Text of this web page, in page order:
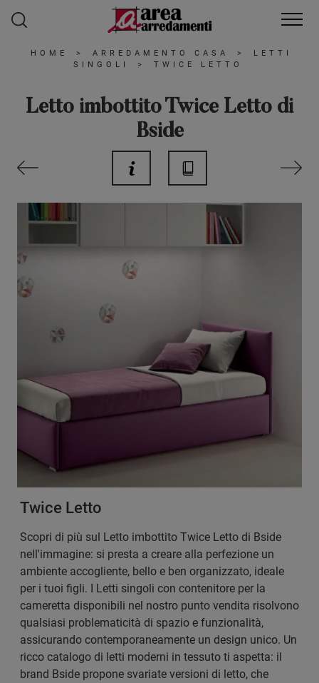
HOME > ARREDAMENTO CASA >
LETTI
SINGOLI
> TWICE LETTO
Letto imbottito Twice Letto di
Bside
Twice Letto
Scopri di più sul Letto imbottito Twice Letto di Bside
nell'immagine: si presta a creare alla perfezione un
ambiente accogliente, bello e ben organizzato, ideale
per i tuoi figli. I Letti singoli con contenitore per la
cameretta disponibili nel nostro punto vendita risolvono
qualsiasi problematicità di spazio e funzionalità,
assicurando contemporaneamente un design unico. Un
ricco catalogo di letti moderni in tessuto ti aspetta: il
brand Bside propone svariate versioni di letto, che